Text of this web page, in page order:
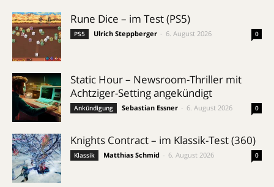
Rune Dice – im Test (PS5)
PS5 Ulrich Steppberger 6. August 2026 0
Static Hour – Newsroom-Thriller mit
Achtziger-Setting angekündigt
Ankündigung Sebastian Essner 6. August 2026 0
Knights Contract – im Klassik-Test (360)
Klassik Matthias Schmid 6. August 2026 0